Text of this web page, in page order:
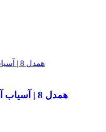
همدل 8 | آسیاب آبی | تعادل در زندگی | حضوری